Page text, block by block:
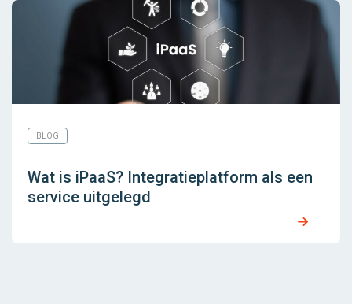
BLOG
Wat is iPaaS? Integratieplatform als een
service uitgelegd